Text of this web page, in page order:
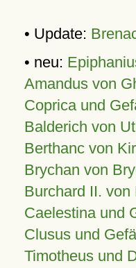
• Update:
• neu:
Amandus von
Coprica und
Balderich von
Berthanc von
Brychan von
Burchard II. von
Caelestina und
Clusus und
Timotheus und